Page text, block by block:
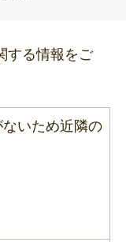
する情報をご
いため近隣の